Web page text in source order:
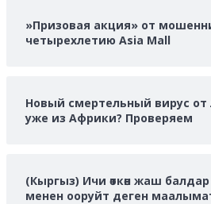
»Призовая акция» от
четырехлетию Asia Mall
Новый смертельный вирус
уже из Африки? Проверяем
(Кыргыз) Ичи өткөн жаш
менен ооруйт деген